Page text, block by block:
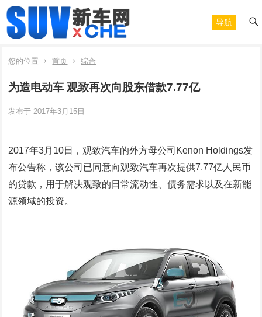
导航
您的位置 首页 综合
为造电动车 观致再次向股东借款7.77亿
发布于 2017年3月15日
2017年3月10日，观致汽车的外方母公司Kenon Holdings发
布公告称，该公司已同意向观致汽车再次提供7.77亿人民币
的贷款，用于解决观致的日常流动性、债务需求以及在新能
源领域的投资。